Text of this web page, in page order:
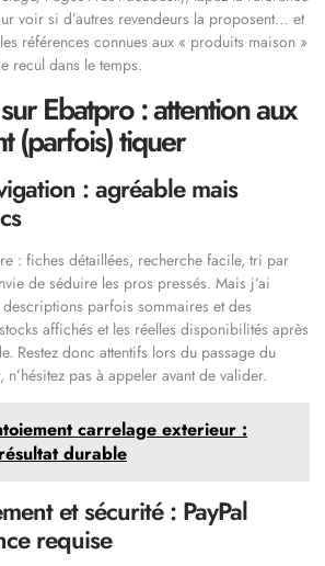
voir si d’autres revendeurs la proposent… et
références connues aux « produits maison »
recul dans le temps.
Ebatpro : attention aux
(parfois) tiquer
: agréable mais
: fiches détaillées, recherche facile, tri par
de séduire les pros pressés. Mais j’ai
parfois sommaires et des
affichés et les réelles disponibilités après
Restez donc attentifs lors du passage du
pas à appeler avant de valider.
carrelage exterieur :
durable
et sécurité : PayPal
requise